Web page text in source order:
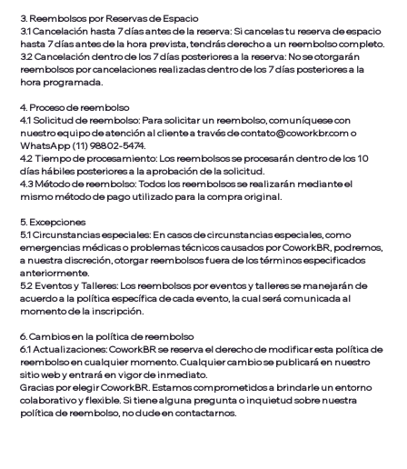
3. Reembolsos por Reservas de Espacio
3.1 Cancelación hasta 7 días antes de la reserva: Si cancelas tu reserva de espacio
hasta 7 días antes de la hora prevista, tendrás derecho a un reembolso completo.
3.2 Cancelación dentro de los 7 días posteriores a la reserva: No se otorgarán
reembolsos por cancelaciones realizadas dentro de los 7 días posteriores a la
hora programada.
4. Proceso de reembolso
4.1 Solicitud de reembolso: Para solicitar un reembolso, comuníquese con
nuestro equipo de atención al cliente a través decontato@coworkbr.como
WhatsApp (11) 98802-5474.
4.2 Tiempo de procesamiento: Los reembolsos se procesarán dentro de los 10
días hábiles posteriores a la aprobación de la solicitud.
4.3 Método de reembolso: Todos los reembolsos se realizarán mediante el
mismo método de pago utilizado para la compra original.
5. Excepciones
5.1 Circunstancias especiales: En casos de circunstancias especiales, como
emergencias médicas o problemas técnicos causados por CoworkBR, podremos,
a nuestra discreción, otorgar reembolsos fuera de los términos especificados
anteriormente.
5.2 Eventos y Talleres: Los reembolsos por eventos y talleres se manejarán de
acuerdo a la política específica de cada evento, la cual será comunicada al
momento de la inscripción.
6. Cambios en la política de reembolso
6.1 Actualizaciones: CoworkBR se reserva el derecho de modificar esta política de
reembolso en cualquier momento. Cualquier cambio se publicará en nuestro
sitio web y entrará en vigor de inmediato.
Gracias por elegir CoworkBR. Estamos comprometidos a brindarle un entorno
colaborativo y flexible. Si tiene alguna pregunta o inquietud sobre nuestra
política de reembolso, no dude en contactarnos.